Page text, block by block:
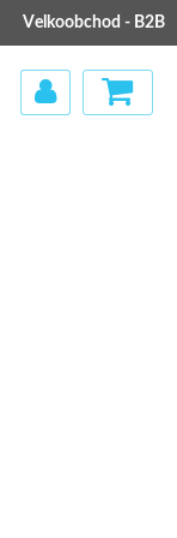
Velkoobchod - B2B